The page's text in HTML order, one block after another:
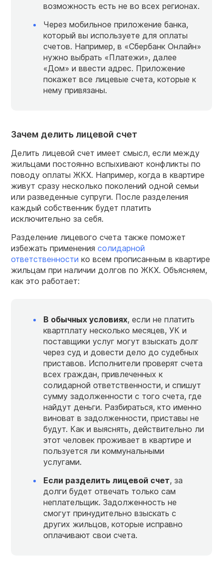
возможность есть не во всех регионах.
Через мобильное приложение банка,
который вы используете для оплаты
счетов. Например, в «Сбербанк Онлайн»
нужно выбрать «Платежи», далее
«Дом» и ввести адрес. Приложение
покажет все лицевые счета, которые к
нему привязаны.
Зачем делить лицевой счет
Делить лицевой счет имеет смысл, если между
жильцами постоянно вспыхивают конфликты по
поводу оплаты ЖКХ. Например, когда в квартире
живут сразу несколько поколений одной семьи
или разведенные супруги. После разделения
каждый собственник будет платить
исключительно за себя.
Разделение лицевого счета также поможет
избежать применения солидарной
ответственности ко всем прописанным в квартире
жильцам при наличии долгов по ЖКХ. Объясняем,
как это работает:
В обычных условиях, если не платить
квартплату несколько месяцев, УК и
поставщики услуг могут взыскать долг
через суд и довести дело до судебных
приставов. Исполнители проверят счета
всех граждан, привлеченных к
солидарной ответственности, и спишут
сумму задолженности с того счета, где
найдут деньги. Разбираться, кто именно
виноват в задолженности, приставы не
будут. Как и выяснять, действительно ли
этот человек проживает в квартире и
пользуется ли коммунальными
услугами.
Если разделить лицевой счет, за
долги будет отвечать только сам
неплательщик. Задолженность не
смогут принудительно взыскать с
других жильцов, которые исправно
оплачивают свои счета.